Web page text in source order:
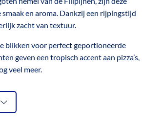
en aroma. Dankzij een rijpingstijd
zacht van textuur.
blikken voor perfect geportioneerde
geven een tropisch accent aan pizza’s,
veel meer.